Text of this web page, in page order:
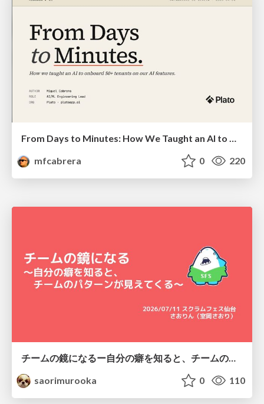
From Days to Minutes: How We Taught an AI to Onboard 50+ Tenants on our AI Features
mfcabrera
0 220
saorimurooka
0 110